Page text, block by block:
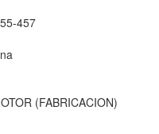
457
(FABRICACION)